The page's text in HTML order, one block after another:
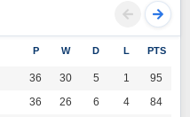
P W D L PTS
36 30 5 1
95
36 26 6 4
84